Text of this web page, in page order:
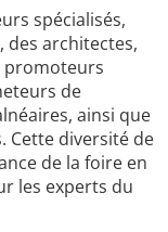
spécialisés,
architectes,
promoteurs
de
ainsi que
Cette diversité de
de la foire en
les experts du